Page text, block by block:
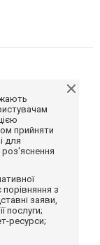
прийняти
для
з
заяви,
послуги;
ресурси;